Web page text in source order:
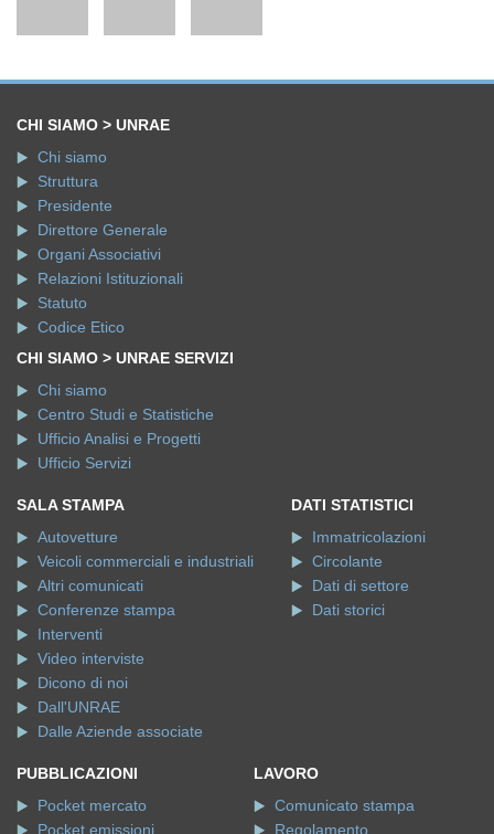
CHI SIAMO > UNRAE
Chi siamo
Struttura
Presidente
Direttore Generale
Organi Associativi
Relazioni Istituzionali
Statuto
Codice Etico
CHI SIAMO > UNRAE SERVIZI
Chi siamo
Centro Studi e Statistiche
Ufficio Analisi e Progetti
Ufficio Servizi
SALA STAMPA
Autovetture
Veicoli commerciali e industriali
Altri comunicati
Conferenze stampa
Interventi
Video interviste
Dicono di noi
Dall'UNRAE
Dalle Aziende associate
DATI STATISTICI
Immatricolazioni
Circolante
Dati di settore
Dati storici
PUBBLICAZIONI
Pocket mercato
Pocket emissioni
LAVORO
Comunicato stampa
Regolamento